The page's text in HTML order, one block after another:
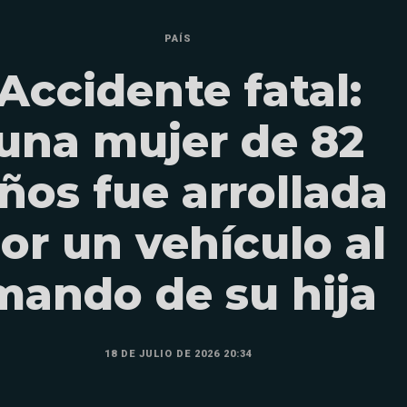
PAÍS
fatal:
mujer de 82
fue arrollada
un vehículo al
de su hija
18 DE JULIO DE 2026 20:34